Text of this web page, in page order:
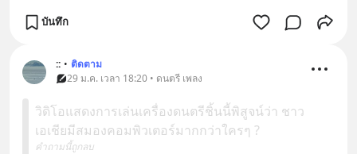
บันทึก
:: • ติดตาม
29 ม.ค. เวลา 18:20 • ดนตรี เพลง
วิดิโอแสดงการเล่นเครื่องดนตรีชิ้นนี้พิสูจน์ว่า ชาว
เอเชียมีสมองคอมพิวเตอร์มากกว่าใครๆ ?
คำถามนี้ถูกลบ